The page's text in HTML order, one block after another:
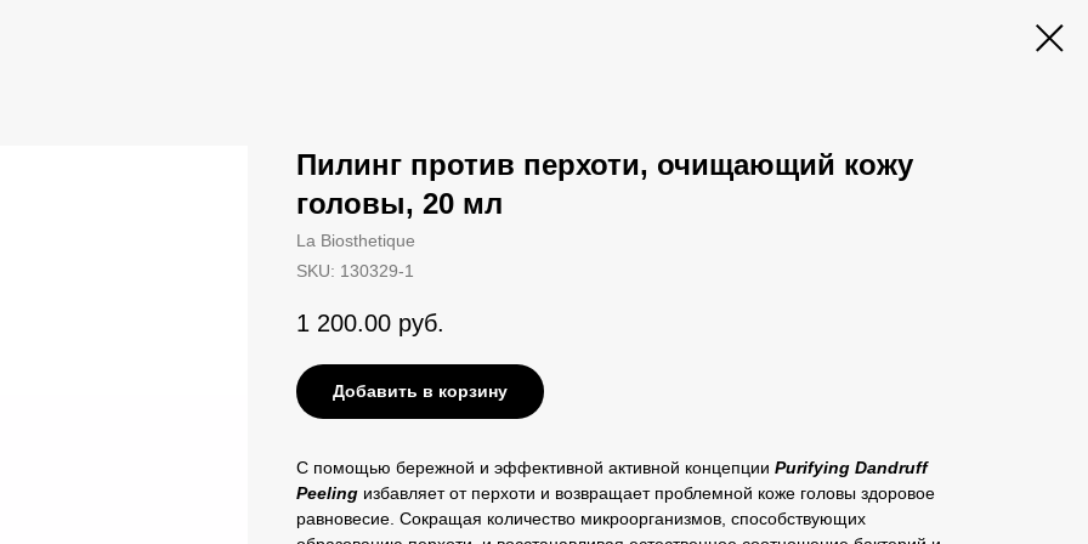
Пилинг против перхоти, очищающий кожу
головы, 20 мл
La Biosthetique
SKU: 130329-1
1 200.00 руб.
Добавить в корзину
С помощью бережной и эффективной активной концепции Purifying Dandruff
Peeling избавляет от перхоти и возвращает проблемной коже головы здоровое
равновесие. Сокращая количество микроорганизмов, способствующих